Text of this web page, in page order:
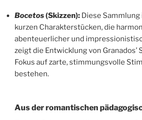
Bocetos(Skizzen): Diese Sammlung
kurzen Charakterstücken, die
abenteuerlicher und
zeigt die Entwicklung von Granados’
Fokus auf zarte, stimmungsvolle
bestehen.
Aus der romantischen